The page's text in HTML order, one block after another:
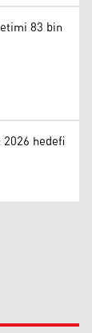
83 bin
2026 hedefi